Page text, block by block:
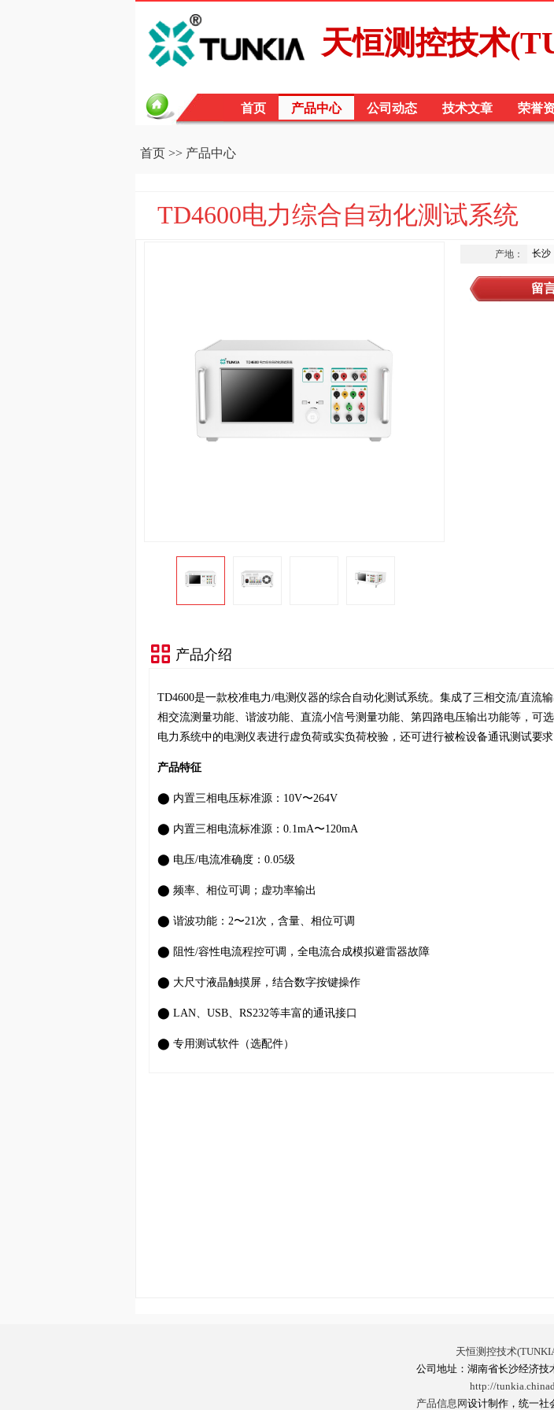
天恒测控技术
首页 产品中心 公司动态 技术文章 荣誉
首页 >> 产品中心
TD4600电力综合自动化测试系统
产地： 长沙
留
产品介绍
TD4600是一款校准电力/电测仪器的综合自动化测试系统。集成了三相交流/直流
相交流测量功能、谐波功能、直流小信号测量功能、第四路电压输出功能等，可
电力系统中的电测仪表进行虚负荷或实负荷校验，还可进行被检设备通讯测试要求
产品特征
⬤ 内置三相电压标准源：10V〜264V
⬤ 内置三相电流标准源：0.1mA〜120mA
⬤ 电压/电流准确度：0.05级
⬤ 频率、相位可调；虚功率输出
⬤ 谐波功能：2〜21次，含量、相位可调
⬤ 阻性/容性电流程控可调，全电流合成模拟避雷器故障
⬤ ⼤尺⼨液晶触摸屏，结合数字按键操作
⬤ LAN、USB、RS232等丰富的通讯接⼝
⬤ 专⽤测试软件（选配件）
天恒测控技术
公司地址：湖南省长沙经济技
http://
产品信息网 设计制作，统一社